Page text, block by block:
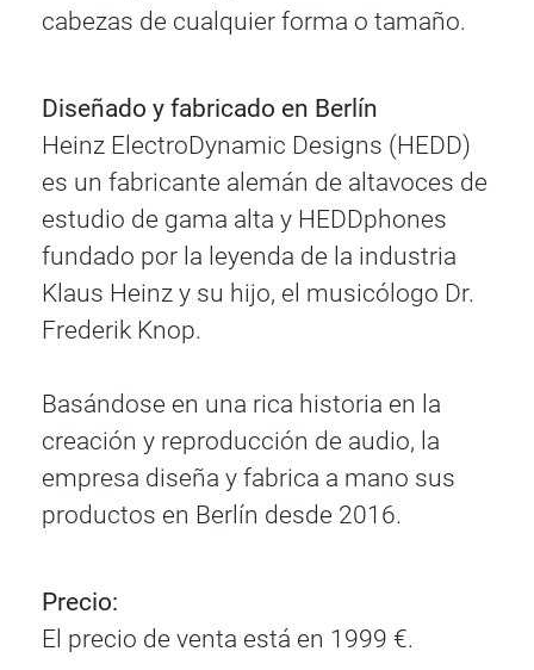
cabezas de cualquier forma o tamaño.
Diseñado y fabricado en Berlín
Heinz ElectroDynamic Designs (HEDD)
es un fabricante alemán de altavoces de
estudio de gama alta y HEDDphones
fundado por la leyenda de la industria
Klaus Heinz y su hijo, el musicólogo Dr.
Frederik Knop.
Basándose en una rica historia en la
creación y reproducción de audio, la
empresa diseña y fabrica a mano sus
productos en Berlín desde 2016.
Precio:
El precio de venta está en 1999 €.